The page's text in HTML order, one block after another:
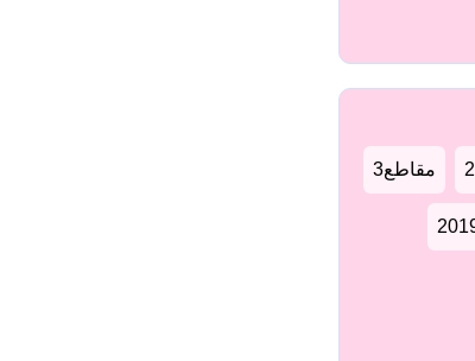
مقاطع3